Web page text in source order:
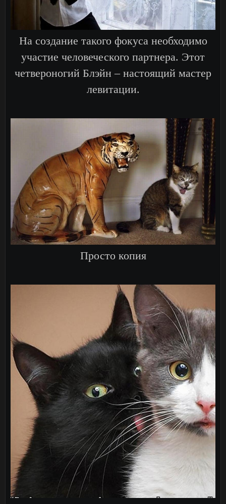
На создание такого фокуса необходимо
участие человеческого партнера. Этот
четвероногий Блэйн – настоящий мастер
левитации.
Просто копия